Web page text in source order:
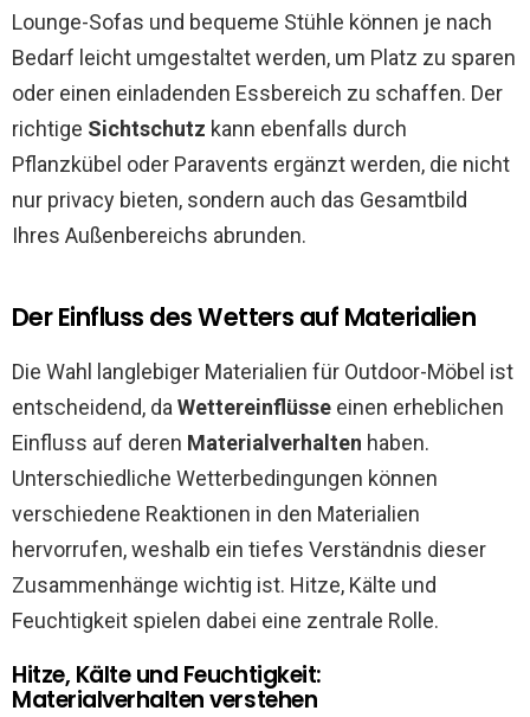
Lounge-Sofas und bequeme Stühle können je nach
Bedarf leicht umgestaltet werden, um Platz zu sparen
oder einen einladenden Essbereich zu schaffen. Der
richtige Sichtschutz kann ebenfalls durch
Pflanzkübel oder Paravents ergänzt werden, die nicht
nur privacy bieten, sondern auch das Gesamtbild
Ihres Außenbereichs abrunden.
Der Einfluss des Wetters auf Materialien
Die Wahl langlebiger Materialien für Outdoor-Möbel ist
entscheidend, da Wettereinflüsse einen erheblichen
Einfluss auf deren Materialverhalten haben.
Unterschiedliche Wetterbedingungen können
verschiedene Reaktionen in den Materialien
hervorrufen, weshalb ein tiefes Verständnis dieser
Zusammenhänge wichtig ist. Hitze, Kälte und
Feuchtigkeit spielen dabei eine zentrale Rolle.
Hitze, Kälte und Feuchtigkeit:
Materialverhalten verstehen